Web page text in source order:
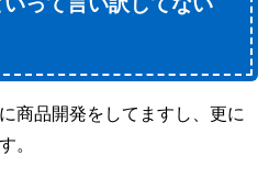
商品開発をしてますし、更に
。